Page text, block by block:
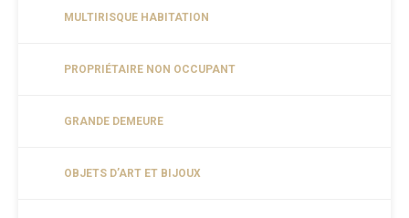
MULTIRISQUE HABITATION
PROPRIÉTAIRE NON OCCUPANT
GRANDE DEMEURE
OBJETS D’ART ET BIJOUX